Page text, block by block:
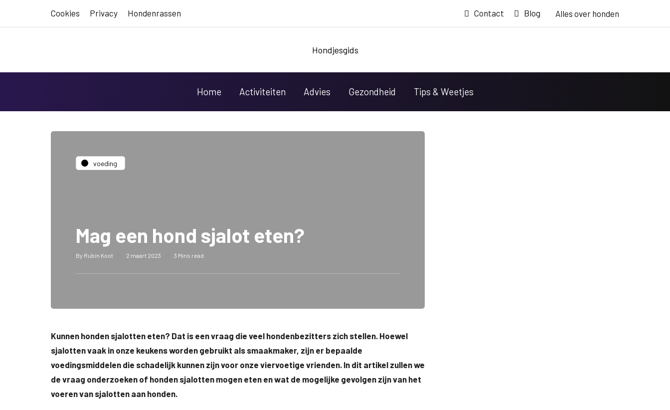
Cookies Privacy Hondenrassen Blog
Contact Alles over honden
Hondjesgids
Home Activiteiten Advies Gezondheid Tips & Weetjes
voeding
Mag een hond sjalot eten?
By Rubin Koot 2 maart 2023 3 Mins read
Kunnen honden sjalotten eten? Dat is een vraag die veel hondenbezitters zich stellen. Hoewel
sjalotten vaak in onze keukens worden gebruikt als smaakmaker, zijn er bepaalde
voedingsmiddelen die schadelijk kunnen zijn voor onze viervoetige vrienden. In dit artikel zullen we
de vraag onderzoeken of honden sjalotten mogen eten en wat de mogelijke gevolgen zijn van het
voeren van sjalotten aan honden.